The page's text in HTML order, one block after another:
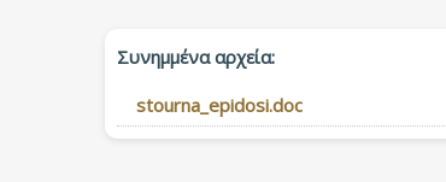
Συνημμένα αρχεία:
stourna_epidosi.doc